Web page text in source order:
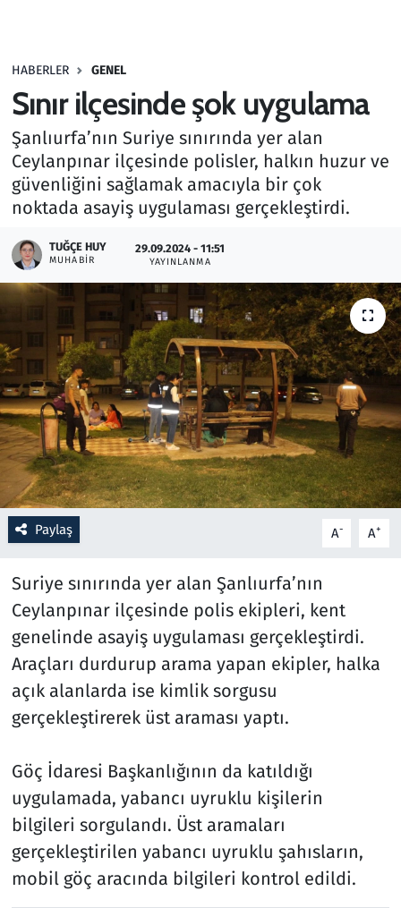
HABERLER GENEL
Sınır ilçesinde şok uygulama
Şanlıurfa’nın Suriye sınırında yer alan
Ceylanpınar ilçesinde polisler, halkın huzur ve
güvenliğini sağlamak amacıyla bir çok
noktada asayiş uygulaması gerçekleştirdi.
TUĞÇE HUY
MUHABIR
29.09.2024 - 11:51
YAYINLANMA
Paylaş A- A+
Suriye sınırında yer alan Şanlıurfa’nın
Ceylanpınar ilçesinde polis ekipleri, kent
genelinde asayiş uygulaması gerçekleştirdi.
Araçları durdurup arama yapan ekipler, halka
açık alanlarda ise kimlik sorgusu
gerçekleştirerek üst araması yaptı.
Göç İdaresi Başkanlığının da katıldığı
uygulamada, yabancı uyruklu kişilerin
bilgileri sorgulandı. Üst aramaları
gerçekleştirilen yabancı uyruklu şahısların,
mobil göç aracında bilgileri kontrol edildi.
Haber
Kültür Sanat
Kurumsal Haberler
Lezzet Durağı
Memur ve Kamu
Otomobil
Oyun
Ramazan
Resmi İlanlar
Rüya Tabirleri
Sağlık
Savunma Sanayi
Seçim 2023
Spor
Teknoloji ve Bilim
Televizyon